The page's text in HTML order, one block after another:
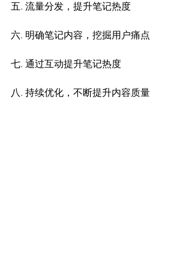
五. 流量分发，提升笔记热度
六. 明确笔记内容，挖掘用户痛点
七. 通过互动提升笔记热度
八. 持续优化，不断提升内容质量